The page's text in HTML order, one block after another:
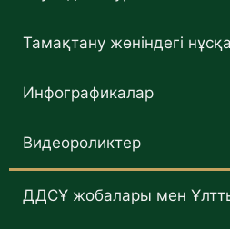
Тамақтану жөніндегі
Инфографикалар
Видеороликтер
ДДСҰ жобалары мен